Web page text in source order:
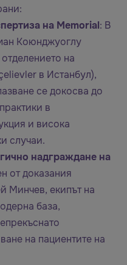
на Memorial: В
Коюнджуоглу
на
в Истанбул),
се докосва до
в
и висока
случаи.
надграждане на
от доказания
Минчев, екипът на
база,
на пациентите на